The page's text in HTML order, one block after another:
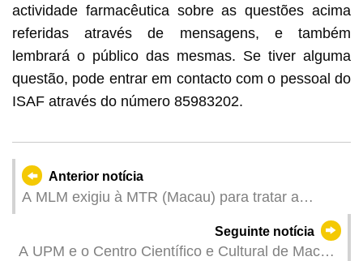
actividade farmacêutica sobre as questões acima
referidas através de mensagens, e também
lembrará o público das mesmas. Se tiver alguma
questão, pode entrar em contacto com o pessoal do
ISAF através do número 85983202.
Anterior notícia
A MLM exigiu à MTR (Macau) para tratar a
Seguinte notícia
A UPM e o Centro Científico e Cultural de Macau